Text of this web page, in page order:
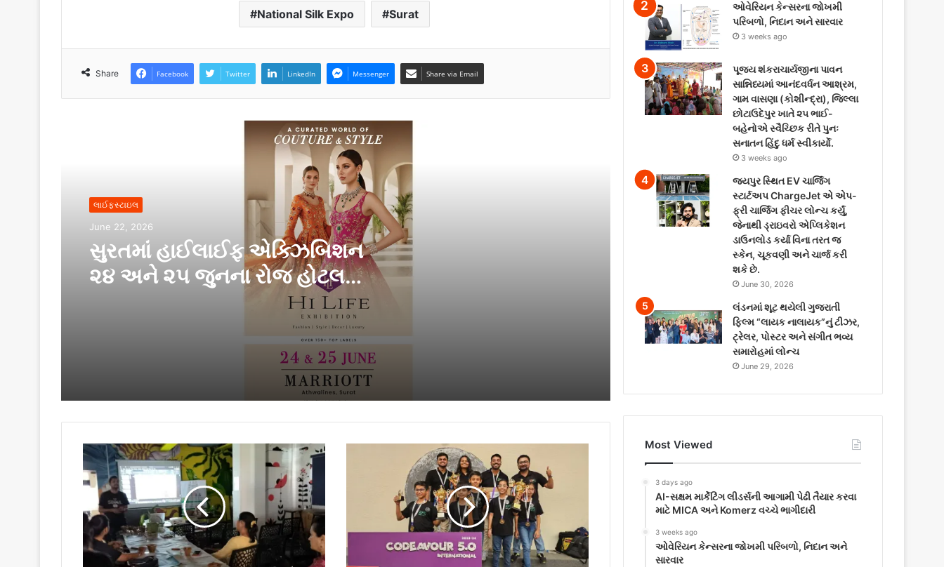
National Silk Expo Surat
Share Facebook Twitter LinkedIn Messenger Share via Email
લાઈફસ્ટાઇલ
June 22, 2026
સુરતમાં હાઈલાઈફ એક્ઝિબિશન
૨૪ અને ૨૫ જુનના રોજ હોટલ
સુરત મેરીયટ, અઠવાલાઈન્સ ખાતે
સુરતમાં હાઈલાઈફ એક્ઝિબિશન ૨૪ અને
ક્લિન એનર્જી અપનાવવા પાયાના સ્તરે
જાગૃકતાનો પ્રસાર કર્યો
સુરતમાં હાઈલાઈફ એક્ઝિબિશન સમર
એડીશન ૨૮ અને ૨૯ એપ્રિલે હોટલ સુરત
ઓવેરિયન કેન્સરના જોખમી
પરિબળો, નિદાન અને સારવાર
3 weeks ago
પૂજ્ય શંકરાચાર્યજીના પાવન
સાન્નિધ્યમાં આનંદવર્ધન આશ્રમ,
ગામ વાસણા (કોશીન્દ્રા), જિલ્લા
છોટાઉદેપુર ખાતે ૨૫ ભાઈ-
બહેનોએ સ્વૈચ્છિક રીતે પુનઃ
સનાતન હિંદુ ધર્મ સ્વીકાર્યો.
3 weeks ago
જયપુર સ્થિત EV ચાર્જિંગ
સ્ટાર્ટઅપ ChargeJet એ એપ-
ફ્રી ચાર્જિંગ ફીચર લોન્ચ કર્યું,
જેનાથી ડ્રાઇવરો એપ્લિકેશન
ડાઉનલોડ કર્યા વિના તરત જ
સ્કેન, ચૂકવણી અને ચાર્જ કરી
શકે છે.
June 30, 2026
લંડનમાં શૂટ થયેલી ગુજરાતી
ફિલ્મ “લાયક નાલાયક”નું ટીઝર,
ટ્રેલર, પોસ્ટર અને સંગીત ભવ્ય
સમારોહમાં લોન્ચ
June 29, 2026
Most Viewed
3 days ago
AI-સક્ષમ માર્કેટિંગ લીડર્સની આગામી પેઢી તૈયાર કરવા
માટે MICA અને Komerz વચ્ચે ભાગીદારી
3 weeks ago
ઓવેરિયન કેન્સરના જોખમી પરિબળો, નિદાન અને
સારવાર